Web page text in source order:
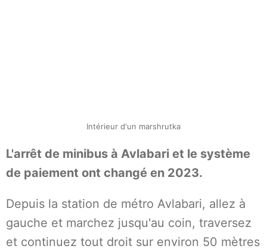
Intérieur d'un marshrutka
L'arrêt de minibus à Avlabari et le système
de paiement ont changé en 2023.
Depuis la station de métro Avlabari, allez à
gauche et marchez jusqu'au coin, traversez
et continuez tout droit sur environ 50 mètres